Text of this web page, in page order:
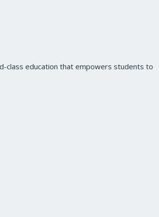
class education that empowers students to